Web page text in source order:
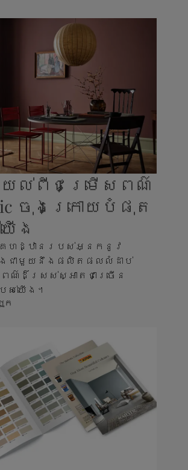
យល់ពីជម្រើសពណ៌
ចុងក្រោយបំផុត
ង
ហដ្ឋានរបស់អ្នកនូវ
ងជាមួយនឹងផលិតផលលំដាប់
ណ៌ដ៏ស្រស់ស្អាតជាច្រើន
ស់យើង។
ក